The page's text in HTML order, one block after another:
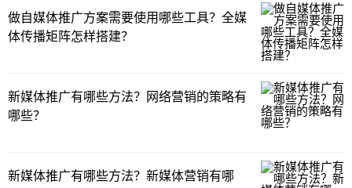
做自媒体推广方案需要使用哪些工具？全媒
体传播矩阵怎样搭建？
新媒体推广有哪些方法？网络营销的策略有
哪些？
新媒体推广有哪些方法？新媒体营销有哪